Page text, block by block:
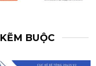
BUỘC